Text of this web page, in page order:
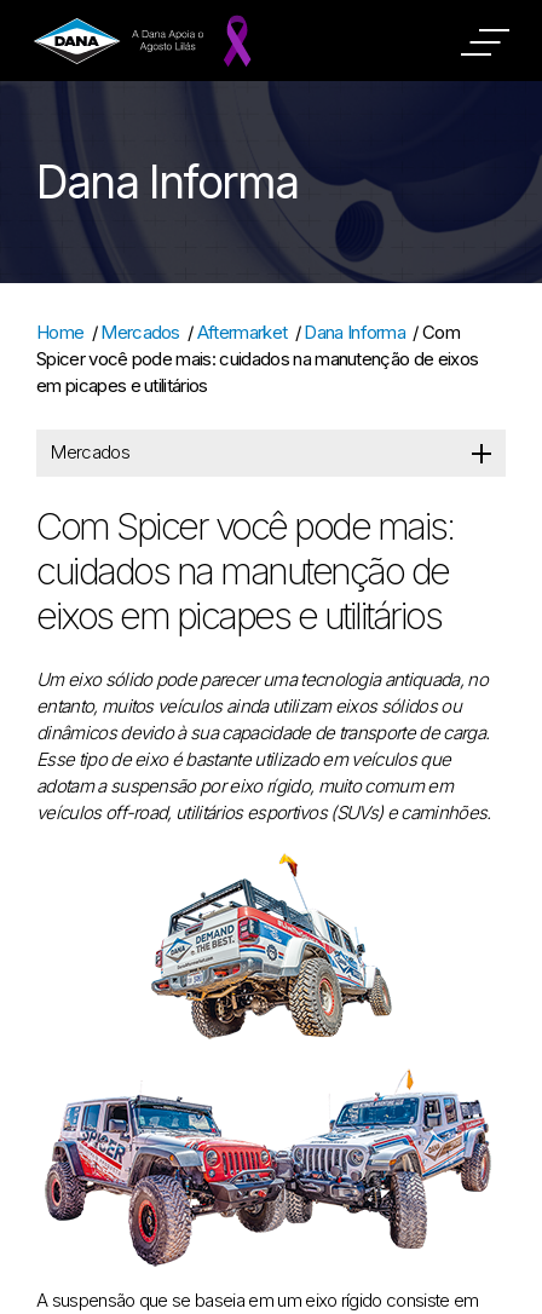
Dana Informa
Home /Mercados /Aftermarket /Dana Informa /Com
Spicer você pode mais: cuidados na manutenção de eixos
em picapes e utilitários
Mercados
Com Spicer você pode mais:
cuidados na manutenção de
eixos em picapes e utilitários
Um eixo sólido pode parecer uma tecnologia antiquada, no
entanto, muitos veículos ainda utilizam eixos sólidos ou
dinâmicos devido à sua capacidade de transporte de carga.
Esse tipo de eixo é bastante utilizado em veículos que
adotam a suspensão por eixo rígido, muito comum em
veículos off-road, utilitários esportivos (SUVs) e caminhões.
A suspensão que se baseia em um eixo rígido consiste em